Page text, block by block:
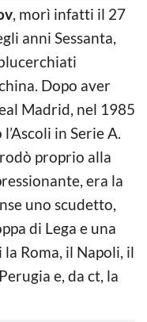
, morì infatti il 27
anni Sessanta,
Dopo aver
Madrid, nel 1985
in Serie A.
proprio alla
era la
uno scudetto,
di Lega e una
Roma, il Napoli, il
e, da ct, la